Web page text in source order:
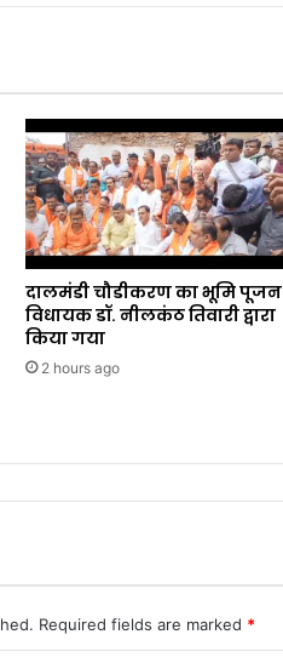
दालमंडी चौडीकरण का भूमि पूजन
विधायक डॉ. नीलकंठ तिवारी द्वारा
किया गया
2 hours ago
Required fields are marked *